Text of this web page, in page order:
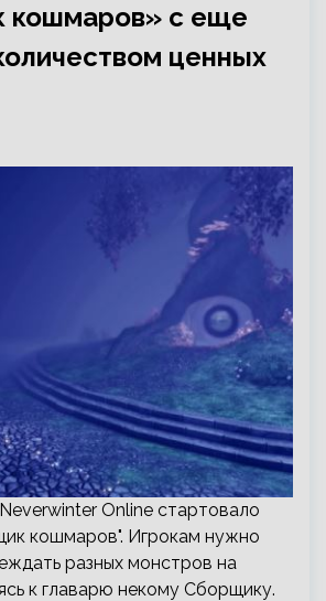
кошмаров» с еще
ценных
Online стартовало
кошмаров". Игрокам нужно
разных монстров на
к главарю некому Сборщику.